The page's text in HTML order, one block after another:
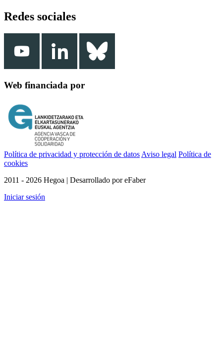
Redes sociales
Web financiada por
Política de privacidad y protección de datos Aviso legal Política de
cookies
2011 - 2026 Hegoa | Desarrollado por eFaber
Iniciar sesión